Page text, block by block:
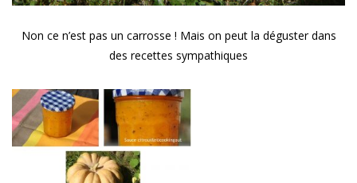
Non ce n’est pas un carrosse ! Mais on peut la déguster dans
des recettes sympathiques